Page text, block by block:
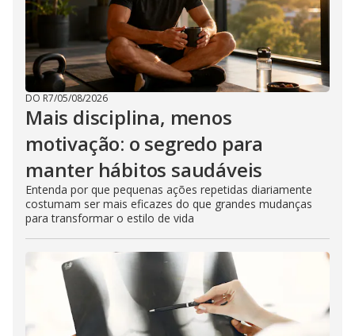
DO R7/05/08/2026
Mais disciplina, menos
motivação: o segredo para
manter hábitos saudáveis
Entenda por que pequenas ações repetidas diariamente
costumam ser mais eficazes do que grandes mudanças
para transformar o estilo de vida